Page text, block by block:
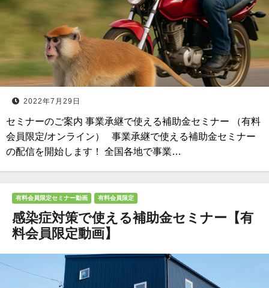
2022年7月29日
セミナーのご案内 事業承継で使える補助金セミナー （有料
会員限定/オンライン） 事業承継で使える補助金セミナー
の配信を開始します！ 全国各地で事業…
有料会員限定セミナー動画 有料会員限定
感染症対策で使える補助金セミナー【有
料会員限定動画】